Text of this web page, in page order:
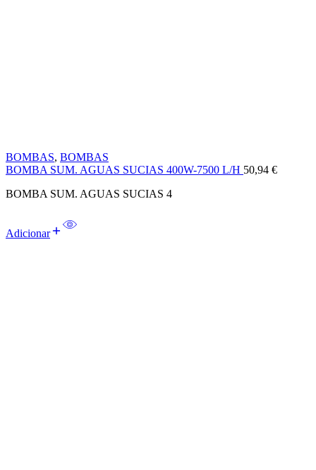
BOMBAS, BOMBAS
BOMBA SUM. AGUAS SUCIAS 400W-7500 L/H 50,94 €
BOMBA SUM. AGUAS SUCIAS 4
Adicionar